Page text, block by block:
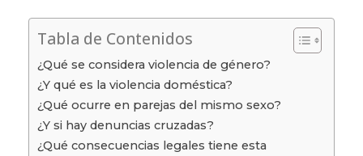
Tabla de Contenidos
¿Qué se considera violencia de género?
¿Y qué es la violencia doméstica?
¿Qué ocurre en parejas del mismo sexo?
¿Y si hay denuncias cruzadas?
¿Qué consecuencias legales tiene esta